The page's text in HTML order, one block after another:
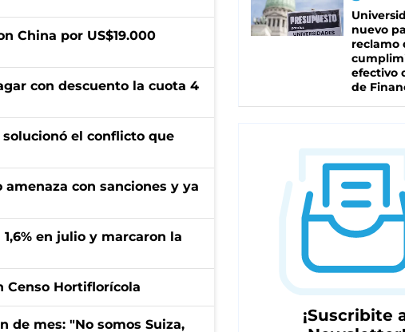
China por US$19.000
con descuento la cuota 4
solucionó el conflicto que
con sanciones y ya
en julio y marcaron la
Censo Hortiflorícola
de mes: "No somos Suiza,
nuevo
reclamo
efectivo
de
¡Suscribite